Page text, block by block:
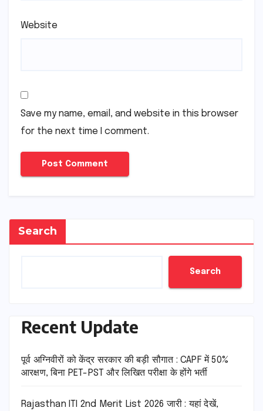
Website
Save my name, email, and website in this browser
for the next time I comment.
Search
Search
Recent Update
पूर्व अग्निवीरों को केंद्र सरकार की बड़ी सौगात : CAPF में 50%
आरक्षण, बिना PET-PST और लिखित परीक्षा के होंगे भर्ती
Rajasthan ITI 2nd Merit List 2026 जारी : यहां देखें,